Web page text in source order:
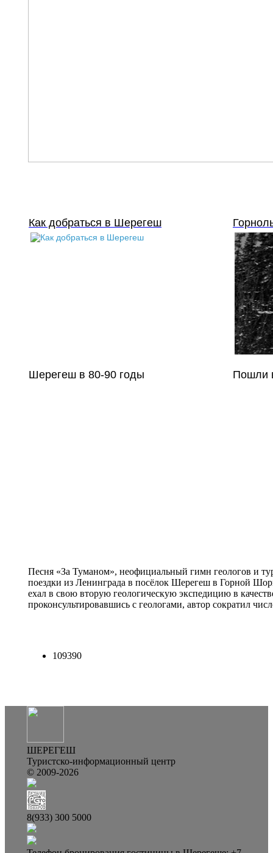
Как добраться в Шерегеш
Шерегеш в 80-90 годы Пошли
Песня «За Туманом», неофициальный гимн геологов и
поездки из Ленинграда в посёлок Шерегеш в Горной
ехал в свою вторую геологическую экспедицию в
проконсультировавшись с геологами, автор сократил
109390
ШЕРЕГЕШ
Туристско-информационный центр
© 2009-2026
8(933) 300 5000